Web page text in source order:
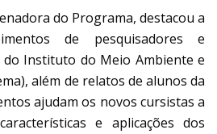
do Programa, destacou a
de pesquisadores e
do Instituto do Meio Ambiente e
além de relatos de alunos da
ajudam os novos cursistas a
e aplicações dos